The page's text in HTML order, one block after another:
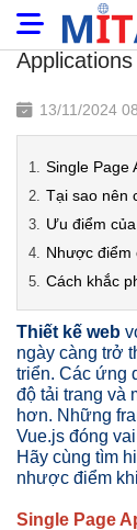
Thiết kế
13/11/2024
Single Page
Tại sao nên
Ưu điểm
Nhược điểm
Cách khắc
Thiết kế web
ngày càng trở
triển. Các ứng
độ tải trang và
hơn. Những
Vue.js đóng
Hãy cùng tìm
nhược điểm
Single Page